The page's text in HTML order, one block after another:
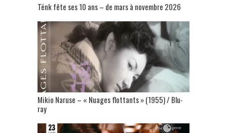
Tënk fête ses 10 ans – de mars à novembre 2026
Mikio Naruse – « Nuages flottants » (1955) / Blu-
ray